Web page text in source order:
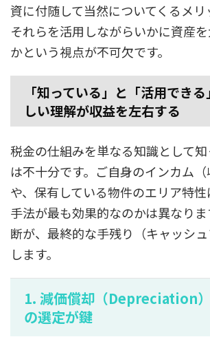
資に付随して当然についてくるメリ
それらを活用しながらいかに資産
かという視点が不可欠です。
「知っている」と「活用でき
しい理解が収益を左右する
税金の仕組みを単なる知識として
は不十分です。ご自身のインカム
や、保有している物件のエリア特
手法が最も効果的なのかは異なり
断が、最終的な手残り（キャッシ
します。
1. 減価償却（Depreciation
の選定が鍵